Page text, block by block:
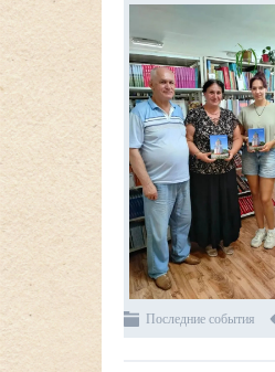
Последние события